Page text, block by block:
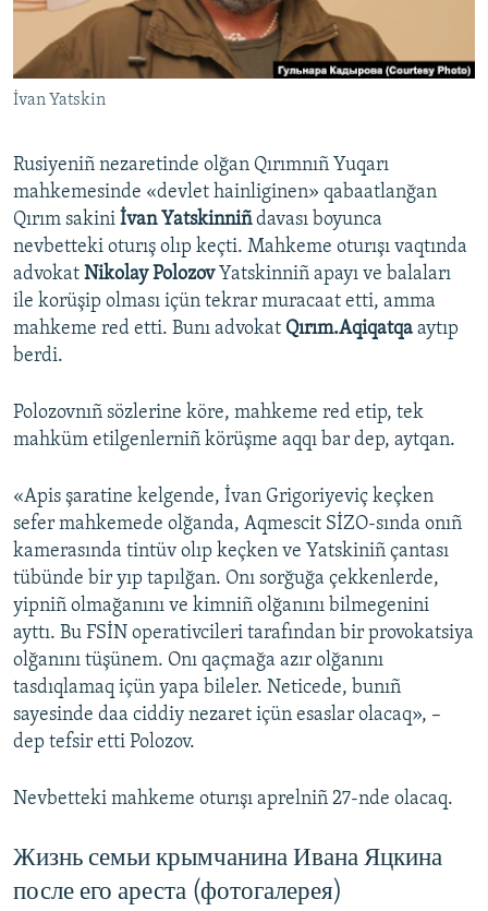
Українською
QOŞULIÑIZ!
RFE/RS bütün saytları
İvan Yatskin
Rusiyeniñ nezaretinde olğan Qırımnıñ Yuqarı
mahkemesinde «devlet hainliginen» qabaatlanğan
Qırım sakini İvan Yatskinniñdavası boyunca
nevbetteki oturış olıp keçti. Mahkeme oturışı vaqtında
advokat Nikolay PolozovYatskinniñ apayı ve balaları
ile korüşip olması içün tekrar muracaat etti, amma
mahkeme red etti. Bunı advokat Qırım.Aqiqatqa aytıp
berdi.
Polozovnıñ sözlerine köre, mahkeme red etip, tek
mahküm etilgenlerniñ körüşme aqqı bar dep, aytqan.
«Apis şaratine kelgende, İvan Grigoriyeviç keçken
sefer mahkemede olğanda, Aqmescit SİZO-sında onıñ
kamerasında tintüv olıp keçken ve Yatskiniñ çantası
tübünde bir yıp tapılğan. Onı sorğuğa çekkenlerde,
yipniñ olmağanını ve kimniñ olğanını bilmegenini
ayttı. Bu FSİN operativcileri tarafından bir provokatsiya
olğanını tüşünem. Onı qaçmağa azır olğanını
tasdıqlamaq içün yapa bileler. Neticede, bunıñ
sayesinde daa ciddiy nezaret içün esaslar olacaq», –
dep tefsir etti Polozov.
Nevbetteki mahkeme oturışı aprelniñ 27-nde olacaq.
Жизнь семьи крымчанина Ивана Яцкина
после его ареста (фотогалерея)